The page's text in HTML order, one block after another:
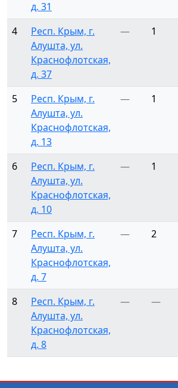
д. 31
4
Респ. Крым, г.
Алушта, ул.
Краснофлотская,
д. 37
— 1
5
Респ. Крым, г.
Алушта, ул.
Краснофлотская,
д. 13
— 1
6
Респ. Крым, г.
Алушта, ул.
Краснофлотская,
д. 10
— 1
7
Респ. Крым, г.
Алушта, ул.
Краснофлотская,
д. 7
— 2
8
Респ. Крым, г.
Алушта, ул.
Краснофлотская,
д. 8
— —